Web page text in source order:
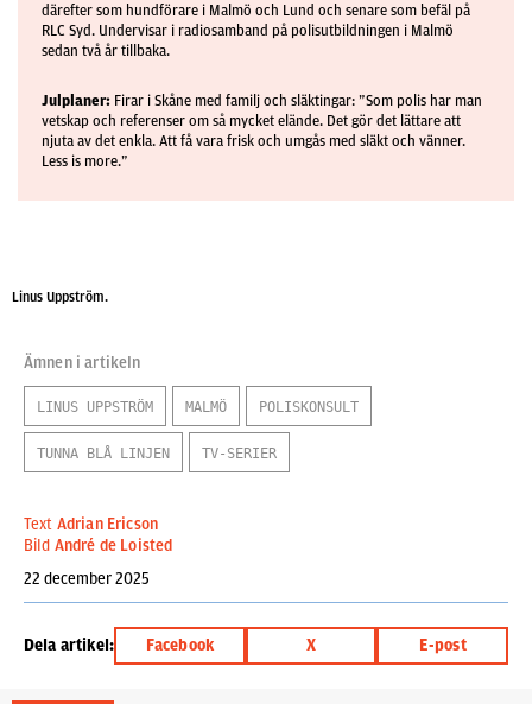
därefter som hundförare i Malmö och Lund och senare som befäl på
RLC Syd. Undervisar i radiosamband på polisutbildningen i Malmö
sedan två år tillbaka.
Julplaner: Firar i Skåne med familj och släktingar: ”Som polis har man
vetskap och referenser om så mycket elände. Det gör det lättare att
njuta av det enkla. Att få vara frisk och umgås med släkt och vänner.
Less is more.”
Linus Uppström.
Ämnen i artikeln
LINUS UPPSTRÖM MALMÖ POLISKONSULT
TUNNA BLÅ LINJEN TV-SERIER
Text Adrian Ericson
Bild André de Loisted
22 december 2025
Dela artikel: Facebook X E-post